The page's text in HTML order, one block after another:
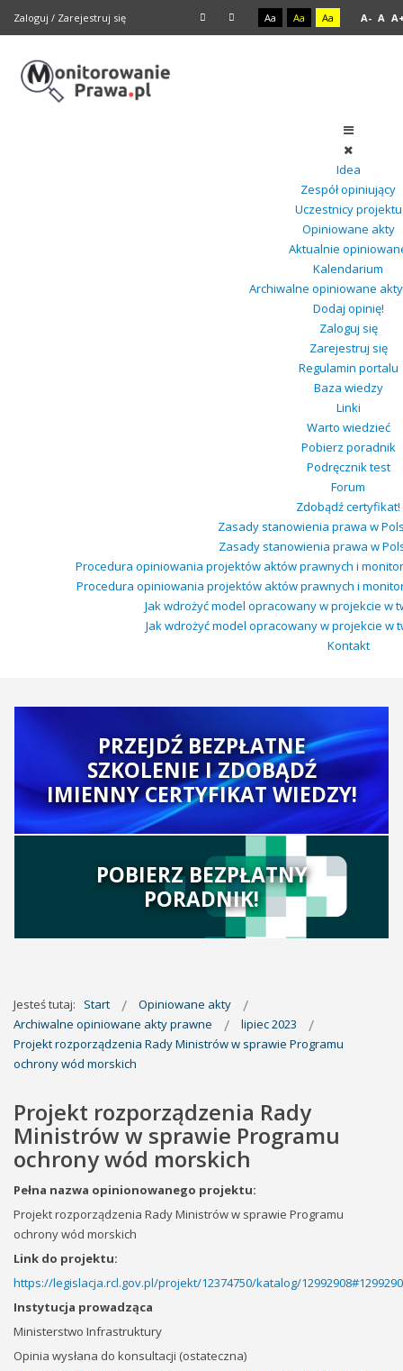
Zaloguj / Zarejestruj się Aa Aa Aa A- A
Idea
Zespół opiniujący
Uczestnicy projektu
Opiniowane akty
Aktualnie
Kalendarium
Archiwalne opiniowane
Dodaj opinię!
Zaloguj się
Zarejestruj się
Regulamin portalu
Baza wiedzy
Linki
Warto wiedzieć
Pobierz poradnik
Podręcznik test
Forum
Zdobądź certyfikat!
Zasady stanowienia prawa w
Zasady stanowienia prawa w
Procedura opiniowania projektów aktów prawnych i
Procedura opiniowania projektów aktów prawnych i
Jak wdrożyć model opracowany w projekcie w
Jak wdrożyć model opracowany w projekcie w
Kontakt
PRZEJDŹ BEZPŁATNE
SZKOLENIE I ZDOBĄDŹ
IMIENNY CERTYFIKAT WIEDZY!
POBIERZ BEZPŁATNY
PORADNIK!
Jesteś tutaj: Start
Opiniowane akty
Archiwalne opiniowane akty prawne
lipiec 2023
Projekt rozporządzenia Rady Ministrów w sprawie Programu
ochrony wód morskich
Projekt rozporządzenia Rady
Ministrów w sprawie Programu
ochrony wód morskich
Pełna nazwa opinionowanego projektu:
Projekt rozporządzenia Rady Ministrów w sprawie Programu
ochrony wód morskich
Link do projektu:
https://legislacja.rcl.gov.pl/projekt/12374750/katalog/
Instytucja prowadząca
Ministerstwo Infrastruktury
Opinia wysłana do konsultacji (ostateczna)